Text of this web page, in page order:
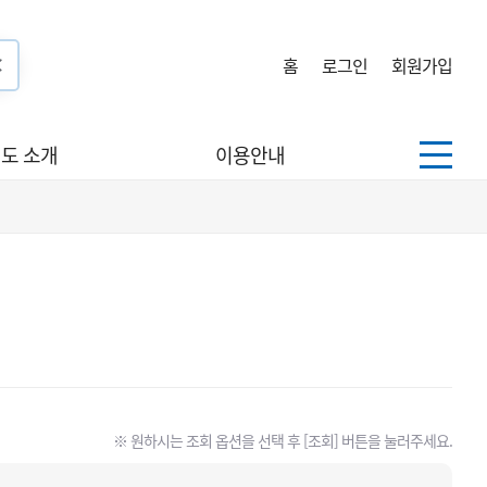
홈 로그인 회원가입
소개 이용안내
※ 원하시는 조회 옵션을 선택 후 [조회] 버튼을 눌러주세요.